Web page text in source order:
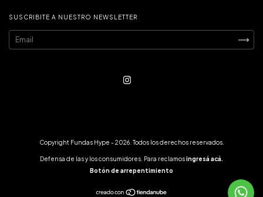
SUSCRIBITE A NUESTRO NEWSLETTER
Copyright Fundas Hype - 2026. Todos los derechos reservados.
Defensa de las y los consumidores. Para reclamosingresá acá.
Botón de arrepentimiento